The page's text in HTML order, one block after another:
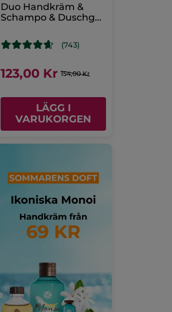
Duo Handkräm &
Schampo & Duschgel
(743)
123,00 Kr 154,00 Kr
LÄGG I
VARUKORGEN